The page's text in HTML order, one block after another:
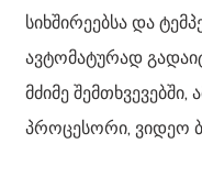
სიხშირეებსა და
ავტომატურად
მძიმე შემთხვევებში,
პროცესორი, ვიდეო